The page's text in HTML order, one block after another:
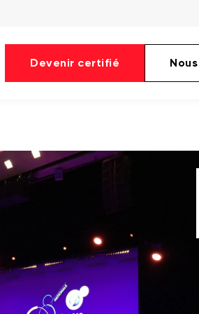
Devenir certifié